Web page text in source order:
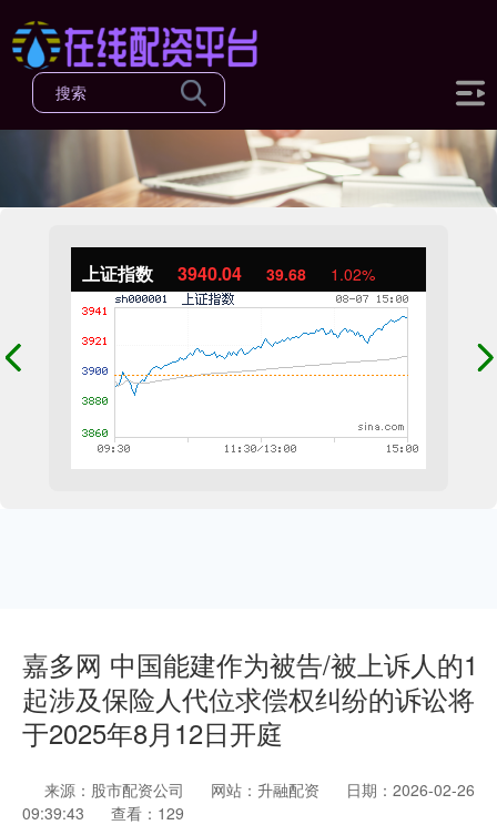
上证指数 3940.04 39.68 1.02%
嘉多网 中国能建作为被告/被上诉人的1
起涉及保险人代位求偿权纠纷的诉讼将
于2025年8月12日开庭
来源：股市配资公司 网站：升融配资
日期：2026-02-26
09:39:43
查看：129